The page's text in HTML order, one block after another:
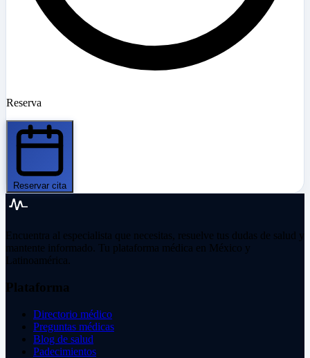
Reserva
Reservar cita
Encuentra al especialista que necesitas, resuelve tus dudas de salud y
mantente informado. Tu plataforma médica en México y
Latinoamérica.
Plataforma
Directorio médico
Preguntas médicas
Blog de salud
Padecimientos